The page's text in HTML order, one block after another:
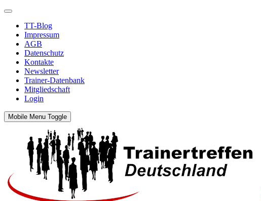
TT-Blog
Impressum
AGB
Datenschutz
Kontakte
Newsletter
Trainer-Datenbank
Mitgliedschaft
Login
Mobile Menu Toggle